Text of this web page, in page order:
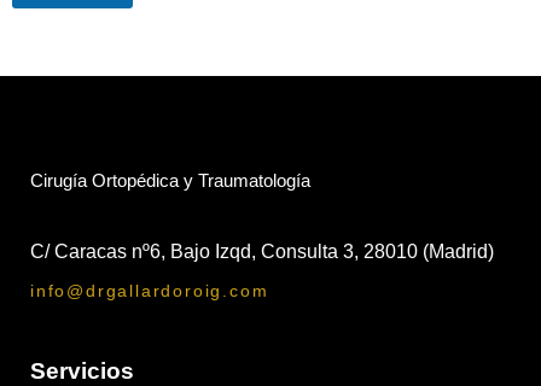
Cirugía Ortopédica y Traumatología
C/ Caracas nº6, Bajo Izqd, Consulta 3, 28010 (Madrid)
info@drgallardoroig.com
Servicios